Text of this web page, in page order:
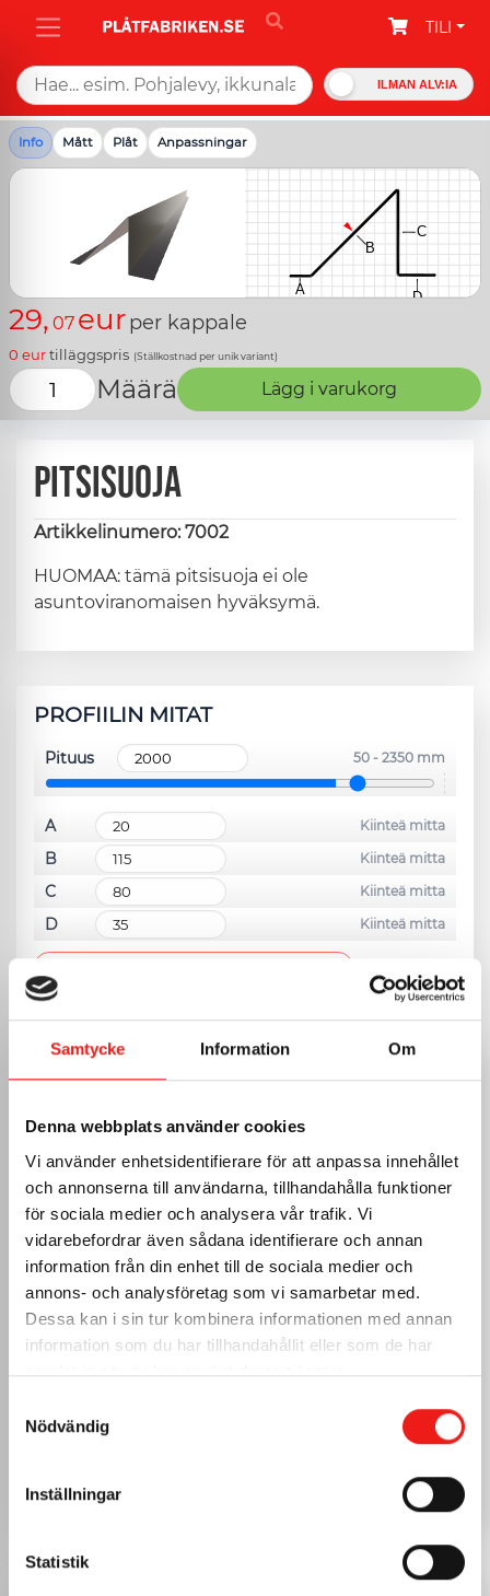
Samtycke Information Om
Denna webbplats använder cookies
Vi använder enhetsidentifierare för att anpassa innehållet
och annonserna till användarna, tillhandahålla funktioner
för sociala medier och analysera vår trafik. Vi
vidarebefordrar även sådana identifierare och annan
information från din enhet till de sociala medier och
annons- och analysföretag som vi samarbetar med.
Dessa kan i sin tur kombinera informationen med annan
information som du har tillhandahållit eller som de har
samlat in när du har använt deras tjänster.
Nödvändig
Inställningar
Statistik
TILI
ILMAN ALV:IA
Pitsisuoja
Artikkelinumero: 7002
HUOMAA: tämä pitsisuoja ei ole
asuntoviranomaisen hyväksymä.
PROFIILIN MITAT
Pituus 50 - 2350 mm
A Kiinteä mitta
B Kiinteä mitta
C Kiinteä mitta
D Kiinteä mitta
VALITSE PELTI
0.6mm RAL 9005
Valkoinen
Tiilenpunainen
0.6mm RAL 8004
Tumman harmaa
0.6mm RAL 7011
Aluzink
Info Mått Plåt Anpassningar
29, 07 eurper kappale
0 eurtilläggspris (Ställkostnad per unik variant)
Määrä Lägg i varukorg